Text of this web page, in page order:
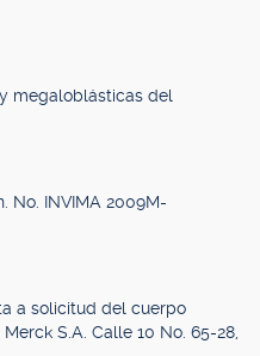
megaloblásticas del
No. INVIMA 2009M-
a solicitud del cuerpo
S.A. Calle 10 No. 65-28,